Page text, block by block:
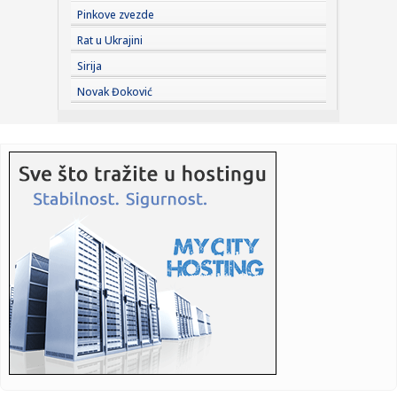
23:27:Hitno se oglasili Rusi: "Provokacija!"
23:25:MUP: Aktivna četiri veća požara, najveći izbio u mestu
Šumar...
23:22: KAKVA PORUKA PRED NASTAVAK SEZONE: Srbija nadigrala
Rusiju posle ...
23:21:
neobičn...
23:21:Krvoproliće u Gracu: Turčin izbo muškarca iz BiH i još
dvojic...
23:21:Španija od subote uvodi kontrole za putnike iz Italije: Evo
šta...
23:21:Pucano na vilu bogatog srpskog trgovca nekretninama u
Minhenu
Pinkove zvezde
Rat u Ukrajini
Sirija
Novak Đoković